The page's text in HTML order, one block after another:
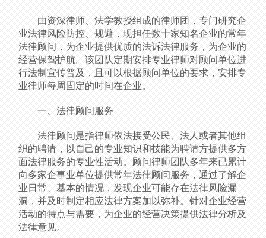
由资深律师、法学教授组成的律师团，专门研究企
业法律风险防控、规避，现担任数十家知名企业的常年
法律顾问，为企业提供优质的法诉法律服务，为企业的
经营保驾护航。该团队定期安排专业律师对顾问单位进
行法制宣传普及，且可以根据顾问单位的要求，安排专
业律师每周固定的时间在企业。
一、法律顾问服务
法律顾问是指律师依法接受公民、法人或者其他组
织的聘请，以自己的专业知识和技能为聘请方提供多方
面法律服务的专业性活动。顾问律师团队多年来已累计
向多家企事业单位提供常年法律顾问服务，通过了解企
业日常、基本的情况，发现企业可能存在法律风险漏
洞，并及时制定相应法律方案加以弥补。针对企业经营
活动的特点与需要，为企业的经营决策提供法律分析及
法律意见。